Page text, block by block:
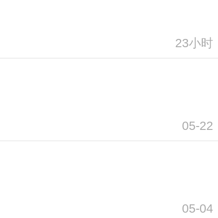
23小时
05-22
05-04